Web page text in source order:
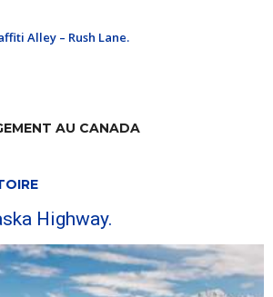
Alley – Rush Lane.
AU CANADA
Highway.